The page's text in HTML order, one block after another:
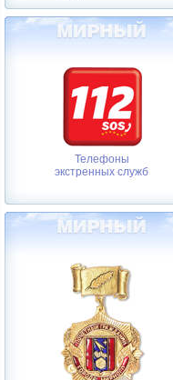
Телефоны
экстренных служб